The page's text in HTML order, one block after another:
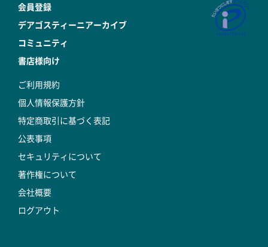
会員登録
デアゴスティーニアーカイブ
コミュニティ
書店様向け
ご利用規約
個人情報保護方針
特定商取引に基づく表記
公表事項
セキュリティについて
著作権について
会社概要
ログアウト